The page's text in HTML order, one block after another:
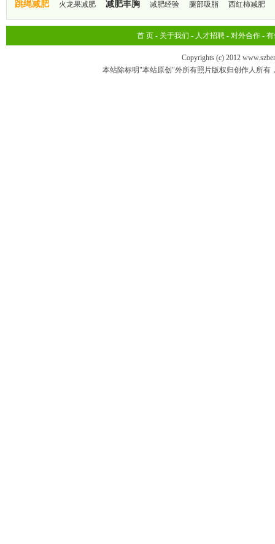
跳绳减肥 火龙果减肥 减肥丰胸 减肥经验 腿部吸脂 西红柿减肥
首 页- 关于我们 - 人才招聘- 对外合作- 有
Copyrights (c) 2012
本站除标明"本站原创"外所有照片版权归创作人所